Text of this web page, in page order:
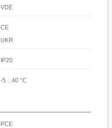
VDE
CE
UKR
IP20
-5…40 °C
PCE